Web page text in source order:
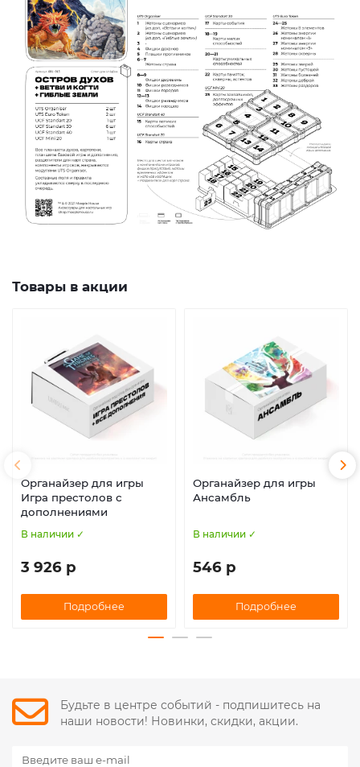
Товары в акции
Органайзер для игры
Игра престолов с
дополнениями
В наличии ✓
3 926 р
Подробнее
Органайзер для игры
Ансамбль
В наличии ✓
546 р
Подробнее
Будьте в центре событий - подпишитесь на
наши новости! Новинки, скидки, акции.